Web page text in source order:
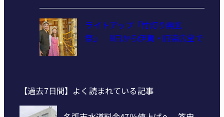
ライトアップ「竹灯り幽玄
祭」 8日から伊賀・旧崇広堂で
【過去7日間】よく読まれている記事